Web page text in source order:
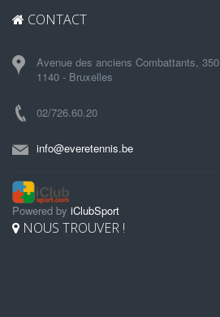
CONTACT
Avenue des anciens Combattants, 350
1140 - Bruxelles
02/726.60.20
info@everetennis.be
Powered by iClubSport
NOUS TROUVER !